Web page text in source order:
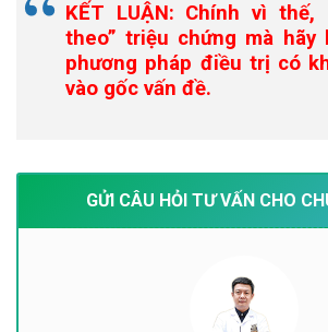
KẾT LUẬN: Chính vì
theo” triệu chứng mà hãy
phương pháp điều trị có
vào gốc vấn đề.
GỬI CÂU HỎI TƯ VẤN CHO